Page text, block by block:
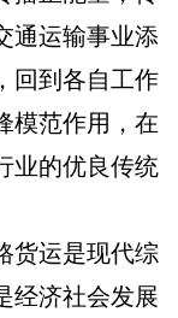
通运输事业添
回到各自工作
模范作用，在
业的优良传统
运是现代综
经济社会发展